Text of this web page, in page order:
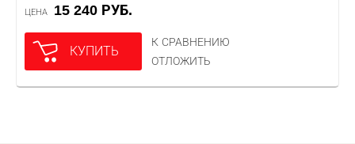
ЦЕНА 15 240 РУБ.
КУПИТЬ
К СРАВНЕНИЮ
ОТЛОЖИТЬ